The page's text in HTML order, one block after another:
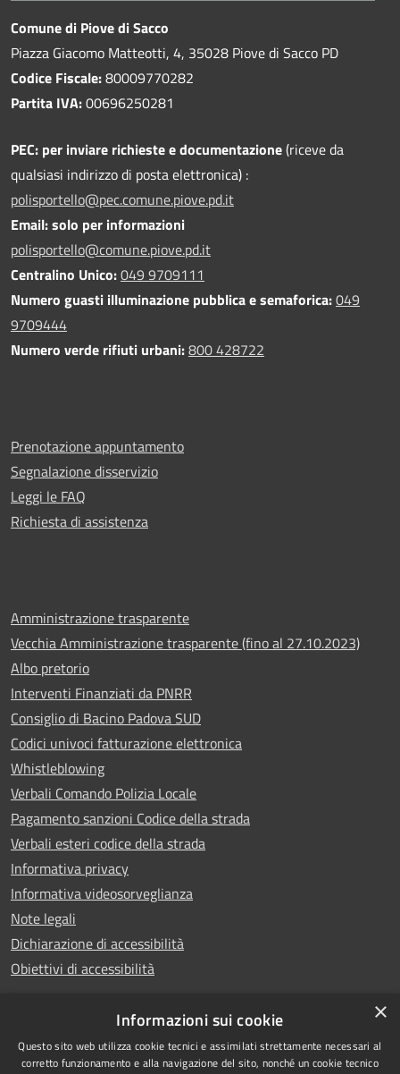
Comune di Piove di Sacco
Piazza Giacomo Matteotti, 4, 35028 Piove di Sacco PD
Codice Fiscale:80009770282
Partita IVA:00696250281
PEC: per inviare richieste e documentazione(riceve da
qualsiasi indirizzo di posta elettronica) :
polisportello@pec.comune.piove.pd.it
Email: solo per informazioni
polisportello@comune.piove.pd.it
Centralino Unico:049 9709111
Numero guasti illuminazione pubblica e semaforica:049
9709444
Numero verde rifiuti urbani:800 428722
Prenotazione appuntamento
Segnalazione disservizio
Leggi le FAQ
Richiesta di assistenza
Amministrazione trasparente
Vecchia Amministrazione trasparente (fino al 27.10.2023)
Albo pretorio
Interventi Finanziati da PNRR
Consiglio di Bacino Padova SUD
Codici univoci fatturazione elettronica
Whistleblowing
Verbali Comando Polizia Locale
Pagamento sanzioni Codice della strada
Verbali esteri codice della strada
Informativa privacy
Informativa videosorveglianza
Note legali
Dichiarazione di accessibilità
Obiettivi di accessibilità
RSS
Copyright © 2026 • Comune di
×
Informazioni sui cookie
Questo sito web utilizza cookie tecnici e assimilati strettamente necessari al
corretto funzionamento e alla navigazione del sito, nonché un cookie tecnico